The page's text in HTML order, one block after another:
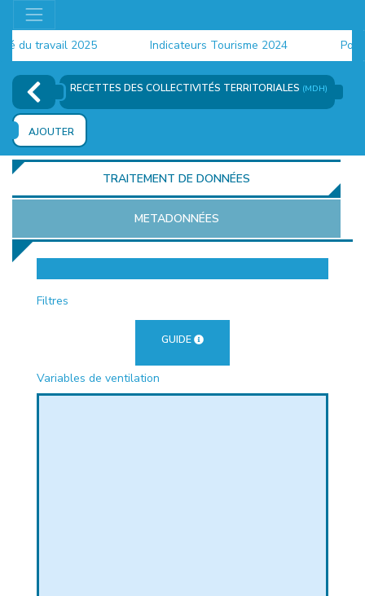
travail 2025 Indicateurs Tourisme 2024
RECETTES DES COLLECTIVITÉS TERRITORIALES (MDH)
AJOUTER
TRAITEMENT DE DONNÉES
METADONNÉES
Filtres
GUIDE
Variables de ventilation